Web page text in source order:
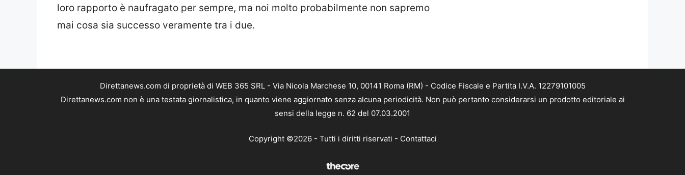
loro rapporto è naufragato per sempre, ma noi molto probabilmente non sapremo
mai cosa sia successo veramente tra i due.
Direttanews.com di proprietà di WEB 365 SRL - Via Nicola Marchese 10, 00141 Roma (RM) - Codice Fiscale e Partita I.V.A. 12279101005
Direttanews.com non è una testata giornalistica, in quanto viene aggiornato senza alcuna periodicità. Non può pertanto considerarsi un prodotto editoriale ai
sensi della legge n. 62 del 07.03.2001
Copyright ©2026 - Tutti i diritti riservati - Contattaci